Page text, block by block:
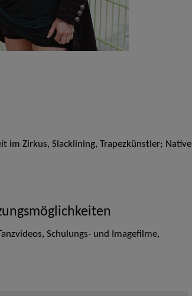
im Zirkus, Slacklining, Trapezkünstler; Native
Schulungs- und Imagefilme,